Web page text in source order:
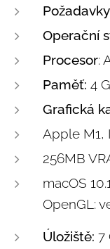
Požadavky
Operační
Procesor:
Paměť: 4
Grafická
Apple M1,
256MB
macOS
OpenGL:
Úložiště: 7